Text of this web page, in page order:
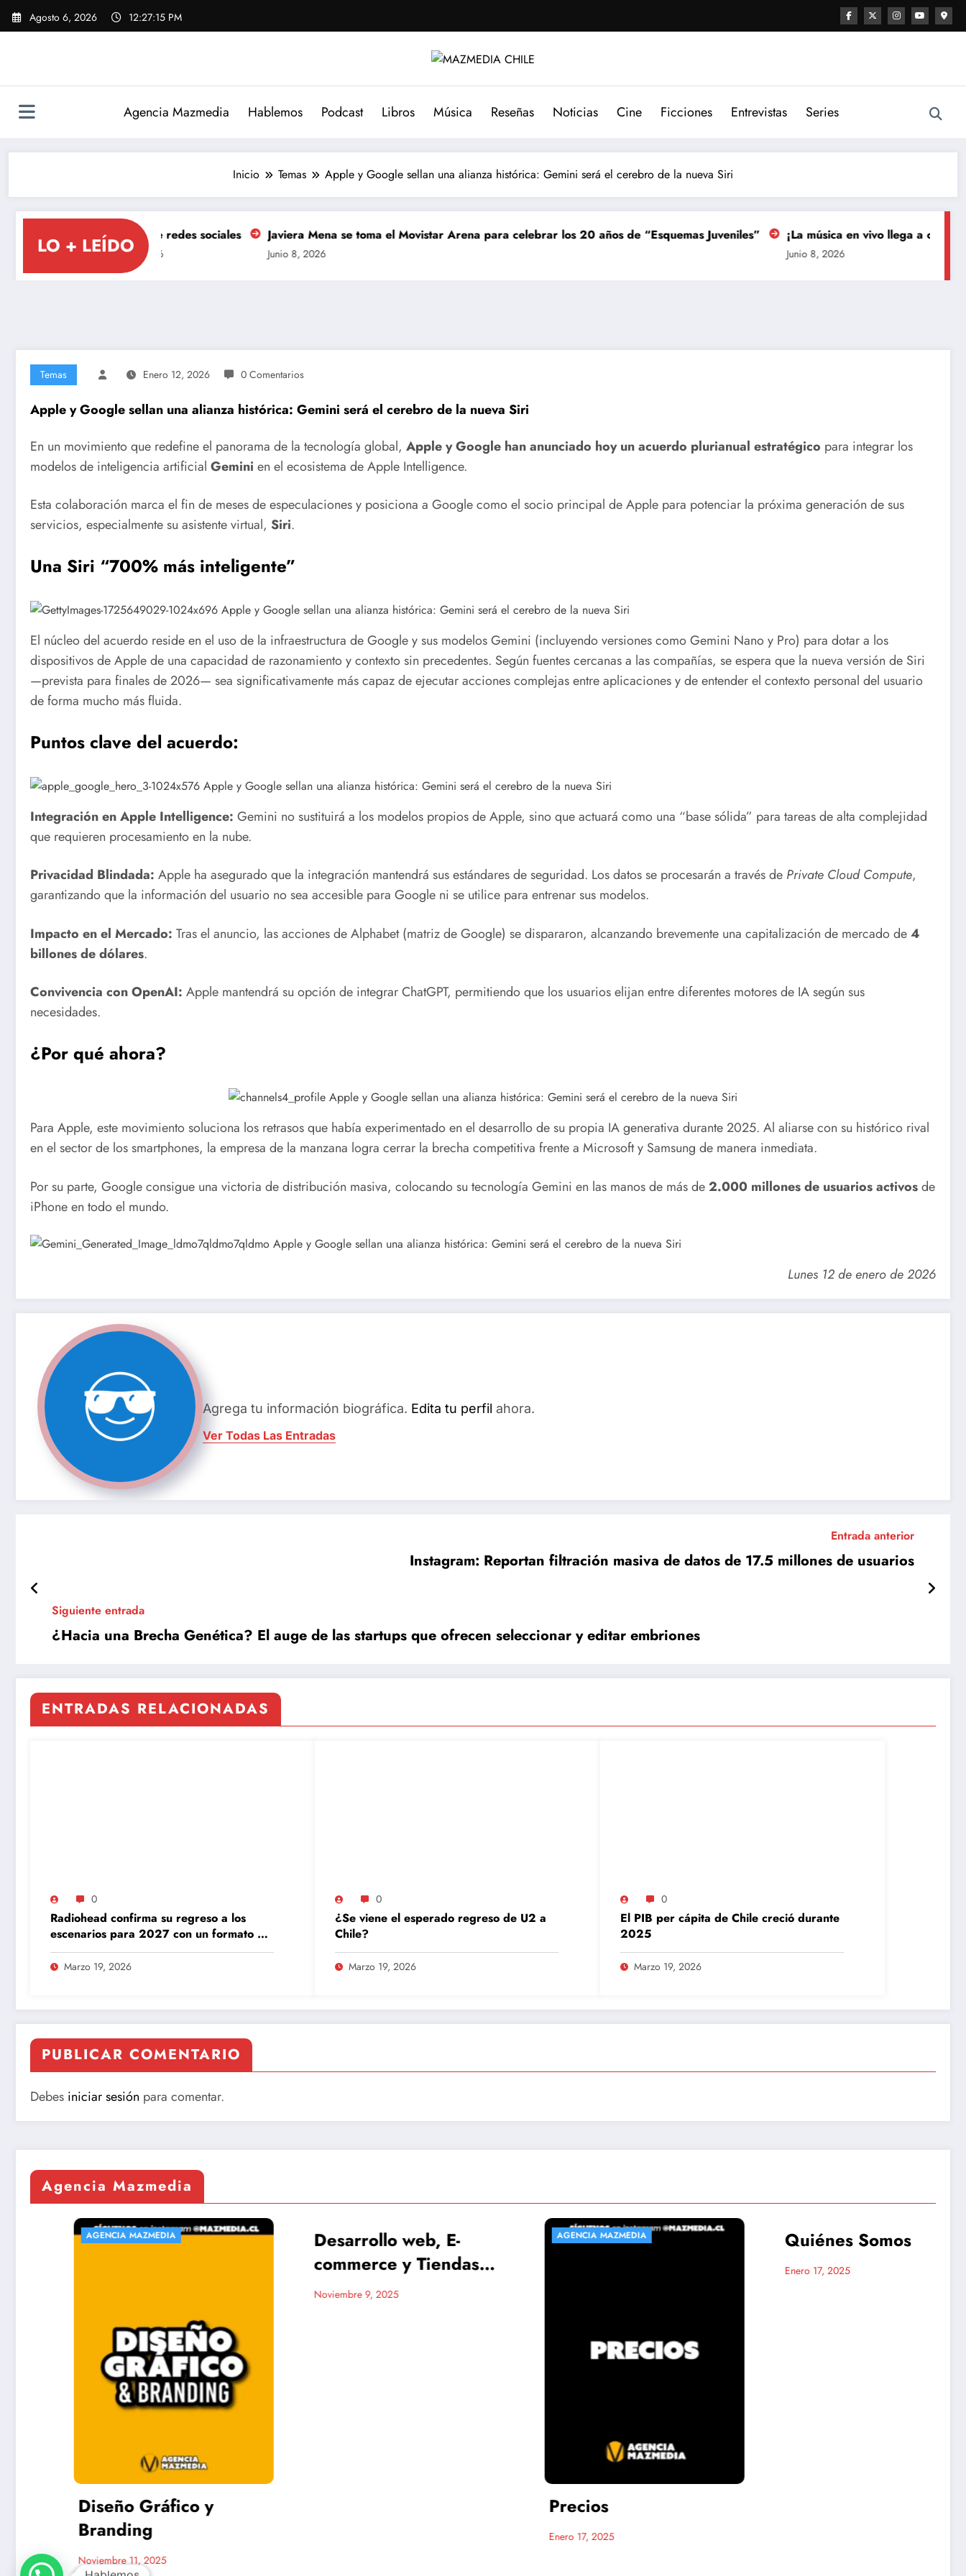
Saltar
Agosto 6, 2026 12:27:15 PM
Agencia Mazmedia Hablemos Podcast Libros Música Reseñas Noticias Cine Ficciones Entrevistas Series
Inicio Temas Apple y Google sellan una alianza histórica: Gemini será el cerebro de la nueva Siri
LO + LEÍDO
Gestión de redes sociales
Junio 8, 2026
Javiera Mena se toma el Movistar Arena para celebrar los 20 años de “Esquemas Juveniles”
Junio 8, 2026
¡La música en vivo llega a otro nivel con
Junio 8, 2026
Temas Enero 12, 2026 0 Comentarios
Apple y Google sellan una alianza histórica: Gemini será el cerebro de la nueva Siri
En un movimiento que redefine el panorama de la tecnología global, Apple y Google han anunciado hoy un acuerdo plurianual estratégico para integrar los
modelos de inteligencia artificial Gemini en el ecosistema de Apple Intelligence.
Esta colaboración marca el fin de meses de especulaciones y posiciona a Google como el socio principal de Apple para potenciar la próxima generación de sus
servicios, especialmente su asistente virtual, Siri.
Una Siri “700% más inteligente”
El núcleo del acuerdo reside en el uso de la infraestructura de Google y sus modelos Gemini (incluyendo versiones como Gemini Nano y Pro) para dotar a los
dispositivos de Apple de una capacidad de razonamiento y contexto sin precedentes. Según fuentes cercanas a las compañías, se espera que la nueva versión de Siri
—prevista para finales de 2026— sea significativamente más capaz de ejecutar acciones complejas entre aplicaciones y de entender el contexto personal del usuario
de forma mucho más fluida.
Puntos clave del acuerdo:
Integración en Apple Intelligence: Gemini no sustituirá a los modelos propios de Apple, sino que actuará como una “base sólida” para tareas de alta complejidad
que requieren procesamiento en la nube.
Privacidad Blindada: Apple ha asegurado que la integración mantendrá sus estándares de seguridad. Los datos se procesarán a través de Private Cloud Compute,
garantizando que la información del usuario no sea accesible para Google ni se utilice para entrenar sus modelos.
Impacto en el Mercado: Tras el anuncio, las acciones de Alphabet (matriz de Google) se dispararon, alcanzando brevemente una capitalización de mercado de4
billones de dólares.
Convivencia con OpenAI: Apple mantendrá su opción de integrar ChatGPT, permitiendo que los usuarios elijan entre diferentes motores de IA según sus
necesidades.
¿Por qué ahora?
Para Apple, este movimiento soluciona los retrasos que había experimentado en el desarrollo de su propia IA generativa durante 2025. Al aliarse con su histórico rival
en el sector de los smartphones, la empresa de la manzana logra cerrar la brecha competitiva frente a Microsoft y Samsung de manera inmediata.
Por su parte, Google consigue una victoria de distribución masiva, colocando su tecnología Gemini en las manos de más de2.000 millones de usuarios activosde
iPhone en todo el mundo.
Lunes 12 de enero de 2026
Agrega tu información biográfica. Edita tu perfil ahora.
Ver Todas Las Entradas
Entrada anterior
Instagram: Reportan filtración masiva de datos de 17.5 millones de usuarios
Siguiente entrada
¿Hacia una Brecha Genética? El auge de las startups que ofrecen seleccionar y editar embriones
ENTRADAS RELACIONADAS
0
Radiohead confirma su regreso a los
escenarios para 2027 con un formato de
gira inédito
Marzo 19, 2026
0
¿Se viene el esperado regreso de U2 a
Chile?
Marzo 19, 2026
0
El PIB per cápita de Chile creció durante
2025
Marzo 19, 2026
PUBLICAR COMENTARIO
Debes iniciar sesión para comentar.
Agencia Mazmedia
AGENCIA MAZMEDIA
Diseño Gráfico y
Branding
Noviembre 11, 2025
AGENCIA MAZMEDIA TEMAS
Desarrollo web, E-
commerce y Tiendas
Online
Noviembre 9, 2025
AGENCIA MAZMEDIA
Precios
Enero 17, 2025
AGENCIA MAZMEDIA
Quiénes Somos
Enero 17, 2025